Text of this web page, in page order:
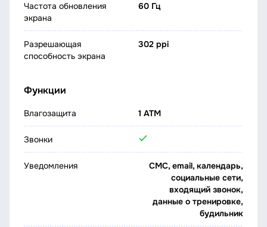
Частота обновления
экрана
60 Гц
Разрешающая
способность экрана
302 ppi
Функции
Влагозащита 1 ATM
Звонки
Уведомления
СМС, email, календарь,
социальные сети,
входящий звонок,
данные о тренировке,
будильник